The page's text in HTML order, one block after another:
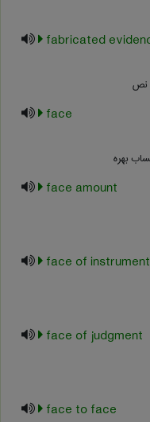
fabricated
نص
face
بهره
face amount
face of instrument
face of judgment
face to face